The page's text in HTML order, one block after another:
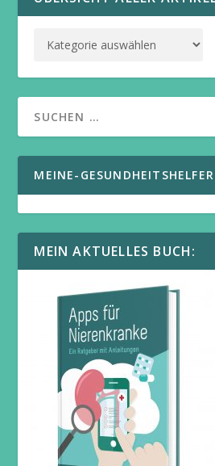
MEINE-
MEIN AKTUELLES BUCH: